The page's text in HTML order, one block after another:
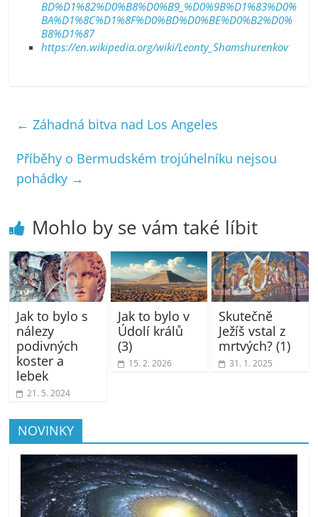
BD%D1%82%D0%B8%D0%B9_%D0%9B%D1%83%D0%
BA%D1%8C%D1%8F%D0%BD%D0%BE%D0%B2%D0%
B8%D1%87
https://en.wikipedia.org/wiki/Leonty_Shamshurenkov
← Záhadná bitva nad Los Angeles
Příběhy o Bermudském trojúhelníku nejsou
pohádky →
Mohlo by se vám také líbit
Jak to bylo s
nálezy
podivných
koster a
lebek
21. 5. 2024
Jak to bylo v
Údolí králů
(3)
15. 2. 2026
Skutečně
Ježíš vstal z
mrtvých? (1)
31. 1. 2025
NOVINKY